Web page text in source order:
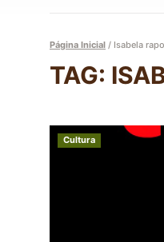
Página Inicial / Isabela
TAG:
Cultura